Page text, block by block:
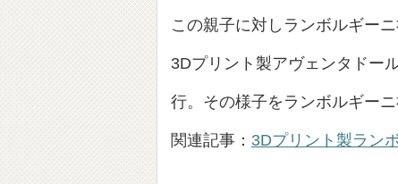
この親子に対しランボルギー
3Dプリント製アヴェンタドー
行。その様子をランボルギー
関連記事： 3Dプリント製ラン